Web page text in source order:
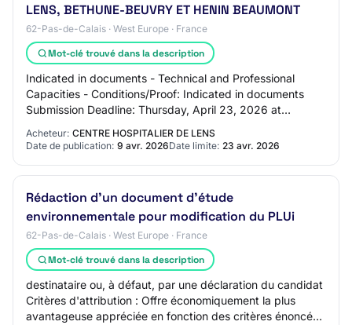
LENS, BETHUNE-BEUVRY ET HENIN BEAUMONT
62-Pas-de-Calais · West Europe · France
Mot-clé trouvé dans la description
Indicated in documents - Technical and Professional
Capacities - Conditions/Proof: Indicated in documents
Submission Deadline: Thursday, April 23, 2026 at
Acheteur: CENTRE HOSPITALIER DE LENS
Date de publication: 9 avr. 2026Date limite: 23 avr. 2026
Rédaction d'un document d'étude
environnementale pour modification du PLUi
62-Pas-de-Calais · West Europe · France
Mot-clé trouvé dans la description
destinataire ou, à défaut, par une déclaration du candidat
Critères d'attribution : Offre économiquement la plus
avantageuse appréciée en fonction des critères énoncés